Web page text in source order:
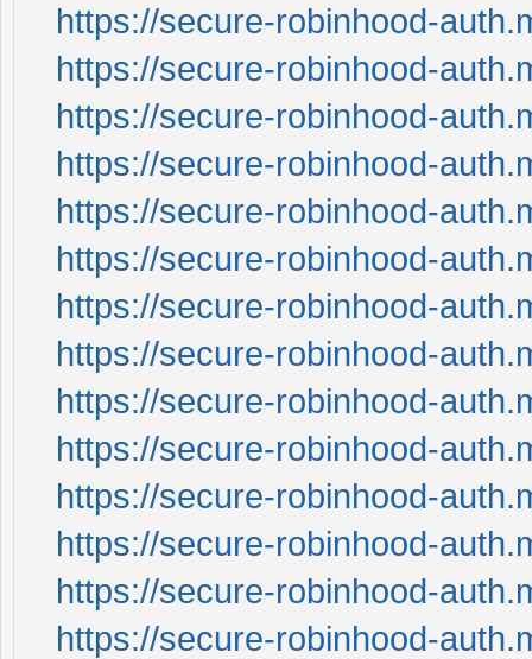
https://secure-robinhood-
https://secure-robinhood-
https://secure-robinhood-
https://secure-robinhood-
https://secure-robinhood-
https://secure-robinhood-
https://secure-robinhood-
https://secure-robinhood-
https://secure-robinhood-
https://secure-robinhood-
https://secure-robinhood-
https://secure-robinhood-
https://secure-robinhood-
https://secure-robinhood-